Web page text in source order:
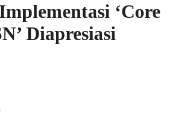
‘Core
Diapresiasi